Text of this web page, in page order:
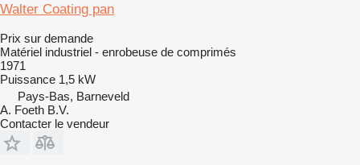
Walter Coating pan
Prix sur demande
Matériel industriel - enrobeuse de comprimés
1971
Puissance 1,5 kW
Pays-Bas, Barneveld
A. Foeth B.V.
Contacter le vendeur